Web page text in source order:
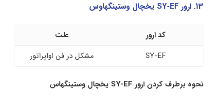
13. ارور SY-EF یخچال وستینگهاوس
کد ارور
علت
SY-EF
مشکل در فن اواپراتور
نحوه برطرف کردن ارور SY-EF یخچال وستینگهاس